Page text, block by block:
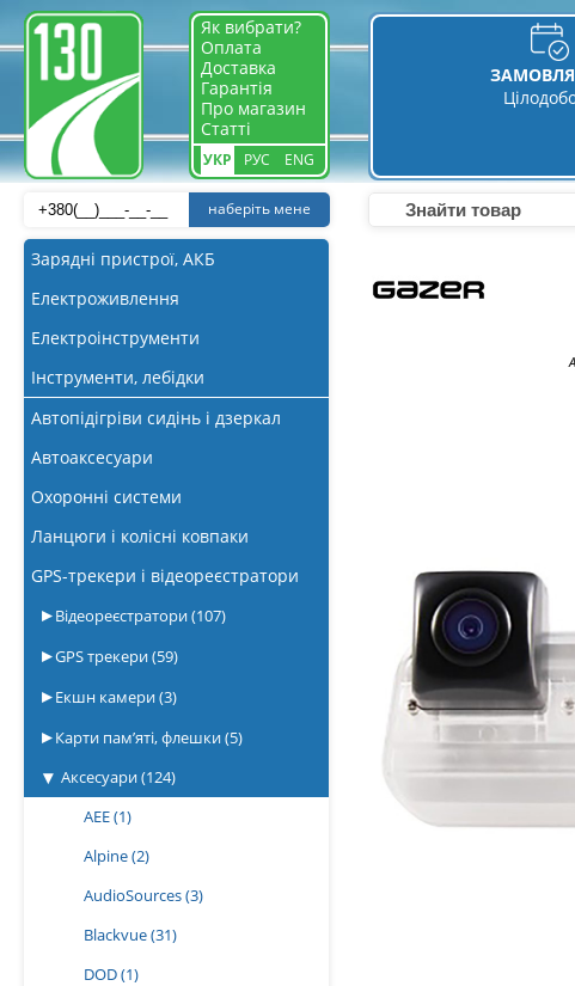
Як вибрати?
Оплата
Доставка
Гарантія
Про магазин
Статті
УКР РУС ENG
наберіть мене
Зарядні пристрої, АКБ
Електроживлення
Електроінструменти
Інструменти, лебідки
Автопідігріви сидінь і дзеркал
Автоаксесуари
Охоронні системи
Ланцюги і колісні ковпаки
GPS-трекери і відеореєстратори
Відеореєстратори(107)
GPS трекери(59)
Екшн камери(3)
Карти пам’яті, флешки(5)
Аксесуари(124)
AEE(1)
Alpine(2)
AudioSources(3)
Blackvue(31)
DOD(1)